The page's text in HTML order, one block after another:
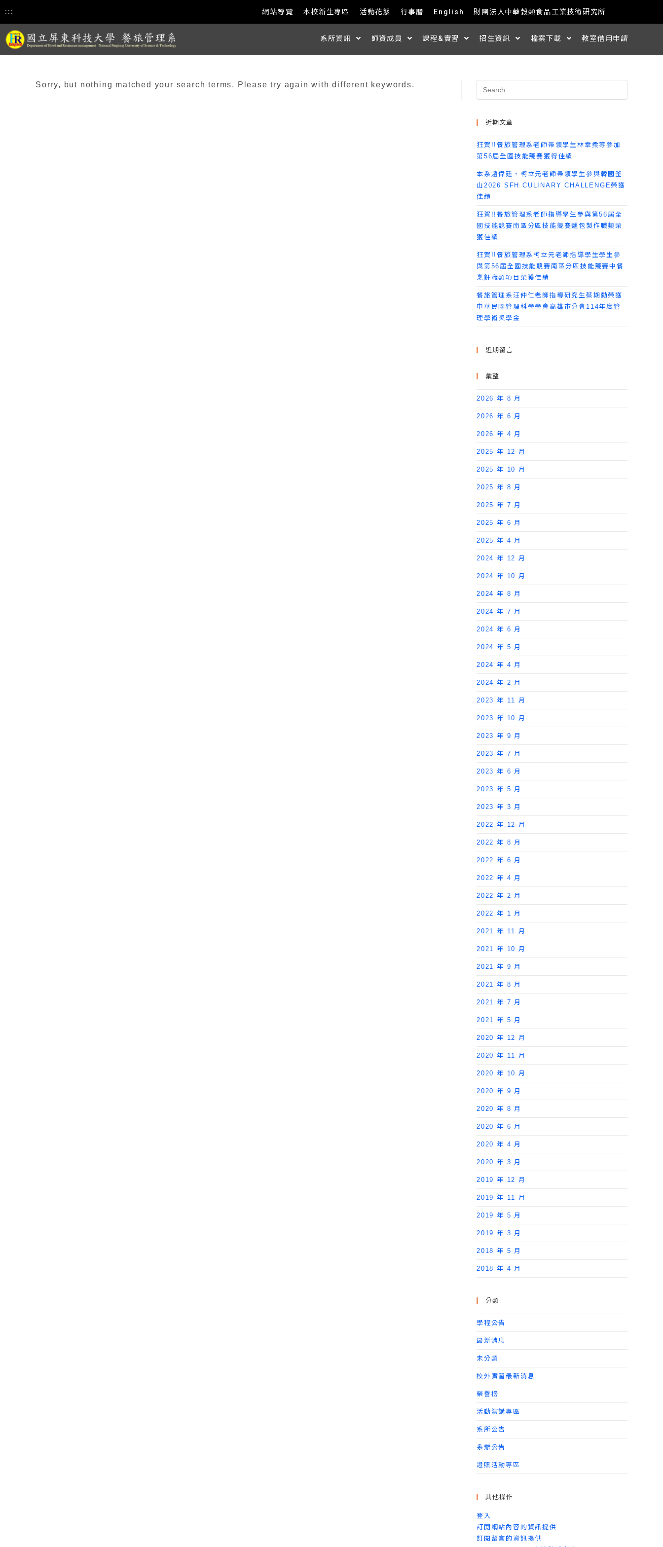
::: 網站導覽 本校新生專區 活動花絮 行事曆 English 財團法人中華穀類食品工業技術研究所
系所資訊 師資成員 課程&實習 招生資訊 檔案下載 教室借用申請
Sorry, but nothing matched your search terms. Please try again with different keywords.
近期文章
狂賀!!餐旅管理系老師帶領學生林幸柔等參加
第56屆全國技能競賽獲得佳績
本系趙偉廷、柯立元老師帶領學生參與韓國釜
山2026 SFH CULINARY CHALLENGE榮獲
佳績
狂賀!!餐旅管理系老師指導學生參與第56屆全
國技能競賽南區分區技能競賽麵包製作職類榮
獲佳績
狂賀!!餐旅管理系柯立元老師指導學生學生參
與第56屆全國技能競賽南區分區技能競賽中餐
烹飪職類項目榮獲佳績
餐旅管理系汪仲仁老師指導研究生蔡期勳榮獲
中華民國管理科學學會高雄市分會114年度管
理學術獎學金
近期留言
彙整
2026 年 8 月
2026 年 6 月
2026 年 4 月
2025 年 12 月
2025 年 10 月
2025 年 8 月
2025 年 7 月
2025 年 6 月
2025 年 4 月
2024 年 12 月
2024 年 10 月
2024 年 8 月
2024 年 7 月
2024 年 6 月
2024 年 5 月
2024 年 4 月
2024 年 2 月
2023 年 11 月
2023 年 10 月
2023 年 9 月
2023 年 7 月
2023 年 6 月
2023 年 5 月
2023 年 3 月
2022 年 12 月
2022 年 8 月
2022 年 6 月
2022 年 4 月
2022 年 2 月
2022 年 1 月
2021 年 11 月
2021 年 10 月
2021 年 9 月
2021 年 8 月
2021 年 7 月
2021 年 5 月
2020 年 12 月
2020 年 11 月
2020 年 10 月
2020 年 9 月
2020 年 8 月
2020 年 6 月
2020 年 4 月
2020 年 3 月
2019 年 12 月
2019 年 11 月
2019 年 5 月
2019 年 3 月
2018 年 5 月
2018 年 4 月
分類
學程公告
最新消息
未分類
校外實習最新消息
榮譽榜
活動演講專區
系所公告
系辦公告
證照活動專區
其他操作
登入
訂閱網站內容的資訊提供
訂閱留言的資訊提供